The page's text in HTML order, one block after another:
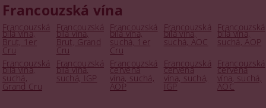
Francouzská vína
Francouzská
bílá vína,
Brut, 1er
Cru
Francouzská
bílá vína,
Brut, Grand
Cru
Francouzská
bílá vína,
suchá, 1er
Cru
Francouzská
bílá vína,
suchá, AOC
Francouzská
bílá vína,
suchá, AOP
Francouzská
bílá vína,
suchá,
Grand Cru
Francouzská
bílá vína,
suchá, IGP
Francouzská
červená
vína, suchá,
AOP
Francouzská
červená
vína, suchá,
IGP
Francouzská
červená
vína, suchá,
AOC